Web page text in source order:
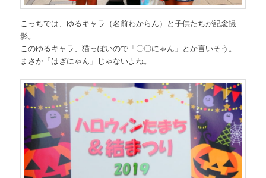
こっちでは、ゆるキャラ（名前わからん）と子供たちが記念撮
影。
このゆるキャラ、猫っぽいので「〇〇にゃん」とか言いそう。
まさか「はぎにゃん」じゃないよね。